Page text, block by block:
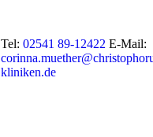
Tel: 02541 89-12422 E-Mail:
kliniken.de